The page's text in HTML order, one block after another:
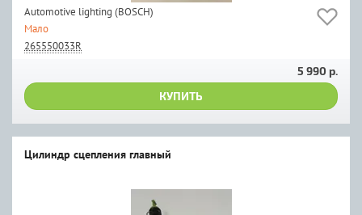
Automotive lighting (BOSCH)
Мало
265550033R
5 990 р.
КУПИТЬ
Цилиндр сцепления главный